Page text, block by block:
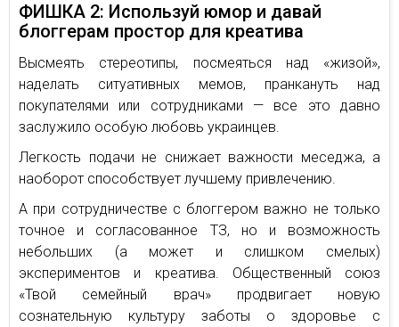
ФИШКА 2: Используй юмор и давай
блоггерам простор для креатива
Высмеять стереотипы, посмеяться над «жизой»,
наделать ситуативных мемов, пранкануть над
покупателями или сотрудниками — все это давно
заслужило особую любовь украинцев.
Легкость подачи не снижает важности меседжа, а
наоборот способствует лучшему привлечению.
А при сотрудничестве с блоггером важно не только
точное и согласованное ТЗ, но и возможность
небольших (а может и слишком смелых)
экспериментов и креатива. Общественный союз
«Твой семейный врач» продвигает новую
сознательную культуру заботы о здоровье с